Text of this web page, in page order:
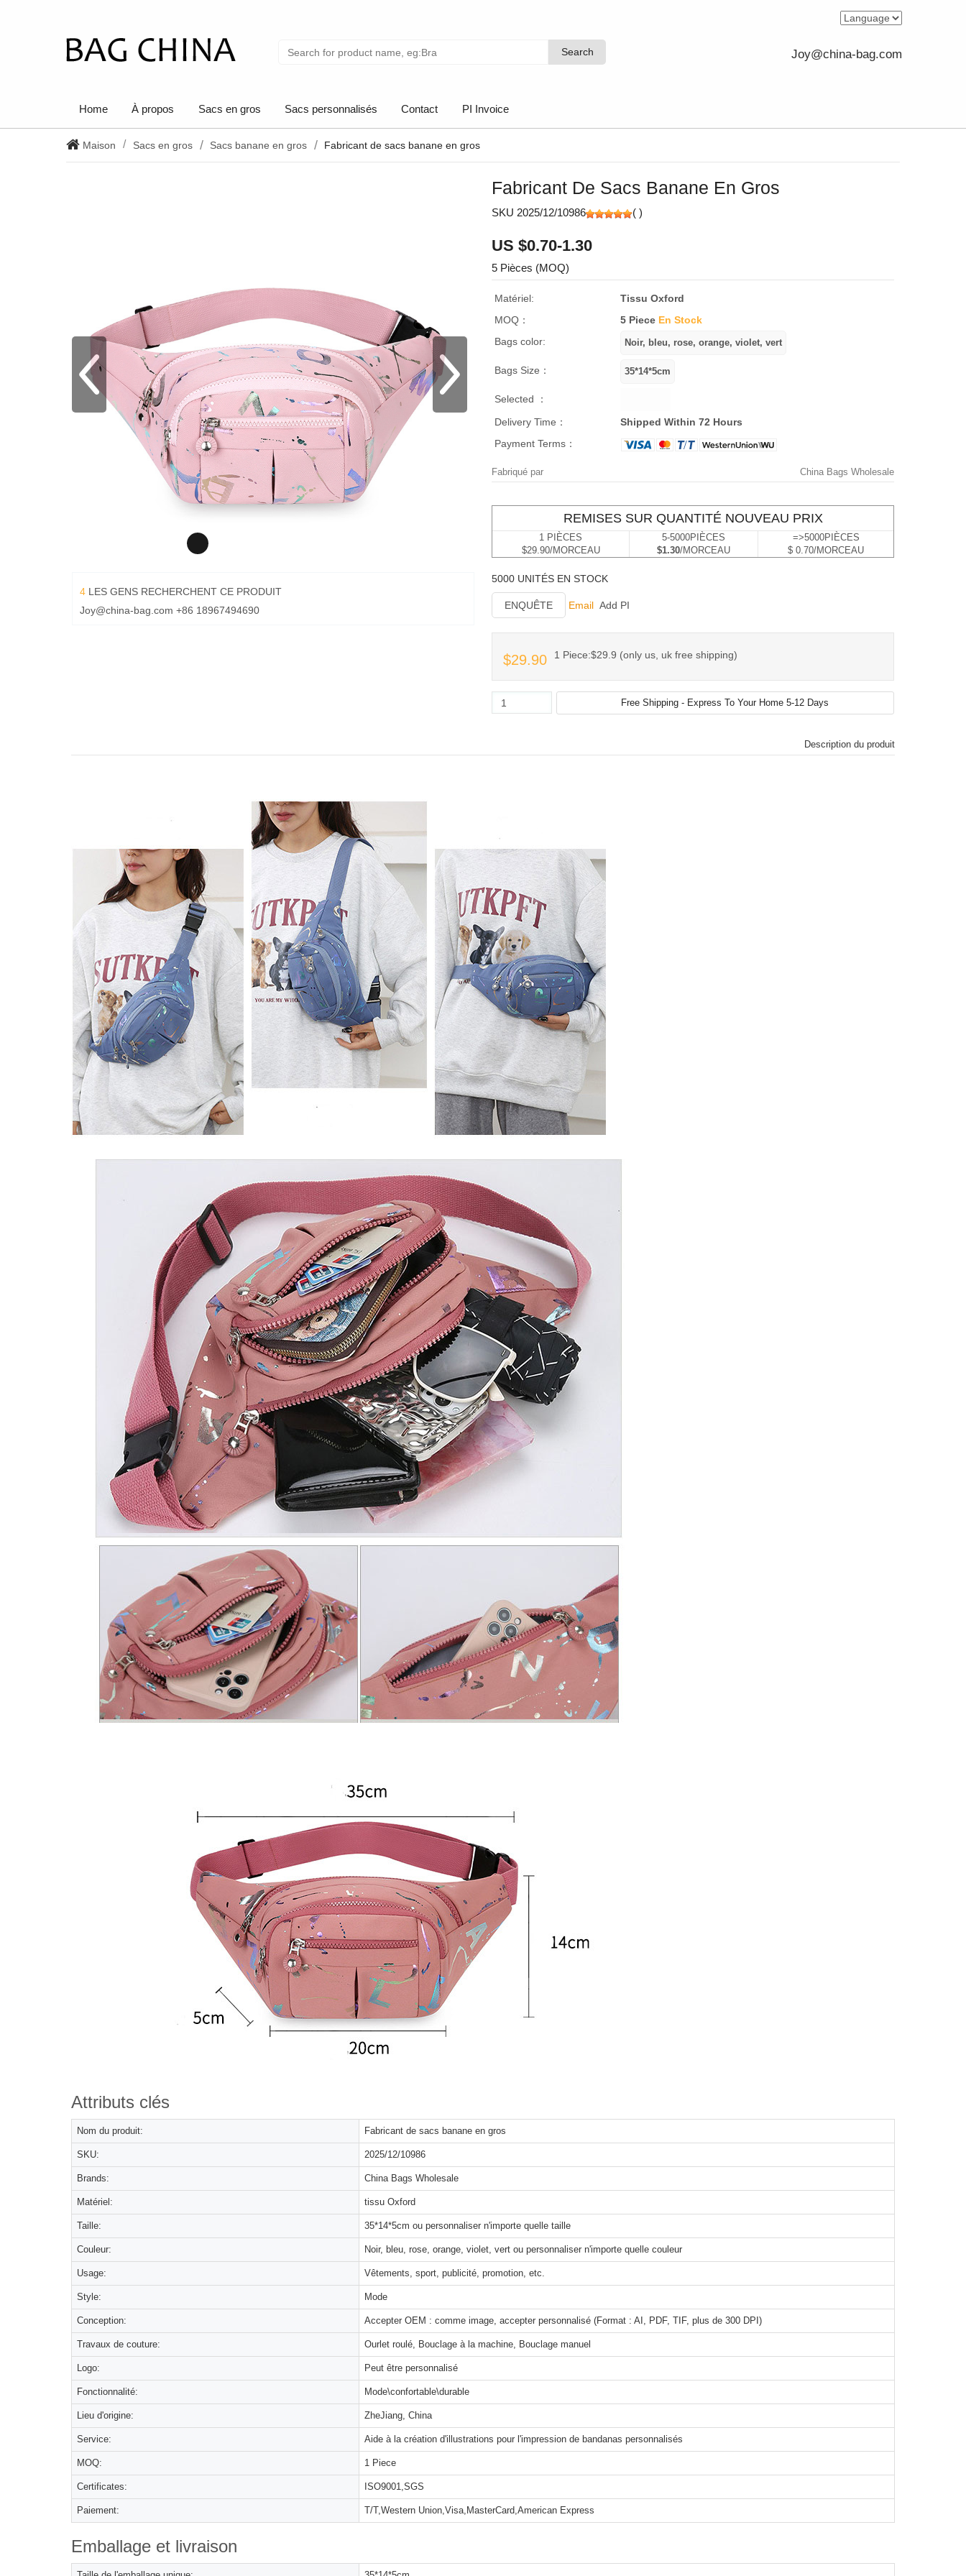
Search
Search Joy@china-bag.com
Home À propos Sacs en gros Sacs personnalisés Contact PI Invoice
Maison Sacs en gros Sacs banane en gros Fabricant de sacs banane en gros
4 LES GENS RECHERCHENT CE PRODUIT
Joy@china-bag.com +86 18967494690
Fabricant De Sacs Banane En Gros
SKU 2025/12/10986 ( )
US $0.70-1.30
5 Pièces (MOQ)
Matériel:
Tissu Oxford
MOQ：
5 Piece En Stock
Bags color:
Bags Size：
Selected ：
Delivery Time：
Shipped Within 72 Hours
Payment Terms：
Fabriqué par China Bags Wholesale
REMISES SUR QUANTITÉ NOUVEAU PRIX
1 PIÈCES
$29.90/MORCEAU
5-5000PIÈCES
$1.30/MORCEAU
=>5000PIÈCES
$ 0.70/MORCEAU
5000 UNITÉS EN STOCK
ENQUÊTE Email Add PI
$29.90 1 Piece:$29.9 (only us, uk free shipping)
Description du produit
Attributs clés
Nom du produit: Fabricant de sacs banane en gros
SKU: 2025/12/10986
Brands: China Bags Wholesale
Matériel: tissu Oxford
Taille: 35*14*5cm ou personnaliser n'importe quelle taille
Couleur: Noir, bleu, rose, orange, violet, vert ou personnaliser n'importe quelle couleur
Usage: Vêtements, sport, publicité, promotion, etc.
Style: Mode
Conception: Accepter OEM : comme image, accepter personnalisé (Format : AI, PDF, TIF, plus de 300 DPI)
Travaux de couture: Ourlet roulé, Bouclage à la machine, Bouclage manuel
Logo: Peut être personnalisé
Fonctionnalité: Mode\confortable\durable
Lieu d'origine: ZheJiang, China
Service: Aide à la création d'illustrations pour l'impression de bandanas personnalisés
MOQ: 1 Piece
Certificates: ISO9001,SGS
Paiement: T/T,Western Union,Visa,MasterCard,American Express
Emballage et livraison